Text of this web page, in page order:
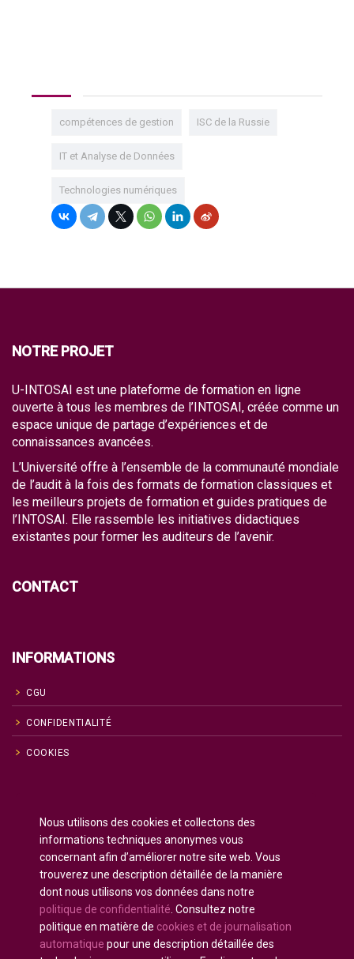
compétences de gestion ISC de la Russie
IT et Analyse de Données
Technologies numériques
NOTRE PROJET
U-INTOSAI est une plateforme de formation en ligne
ouverte à tous les membres de l’INTOSAI, créée comme un
espace unique de partage d’expériences et de
connaissances avancées.
L’Université offre à l’ensemble de la communauté mondiale
de l’audit à la fois des formats de formation classiques et
les meilleurs projets de formation et guides pratiques de
l’INTOSAI. Elle rassemble les initiatives didactiques
existantes pour former les auditeurs de l’avenir.
CONTACT
INFORMATIONS
CGU
CONFIDENTIALITÉ
COOKIES
Русский
(Russe
Español(Espagnol )
Français
العربية(Arabe)
Português(Portugais - du Portugal)
Nous utilisons des cookies et collectons des
informations techniques anonymes vous
concernant afin d’améliorer notre site web. Vous
trouverez une description détaillée de la manière
dont nous utilisons vos données dans notre
politique de confidentialité . Consultez notre
politique en matière de cookies et de journalisation
automatique pour une description détaillée des